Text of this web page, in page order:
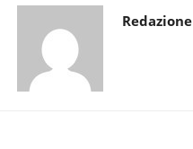
Redazione